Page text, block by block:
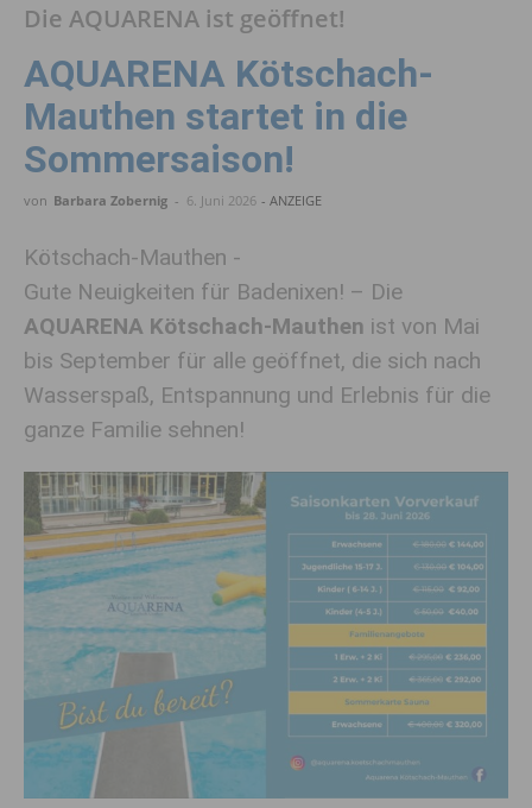
Die AQUARENA ist geöffnet!
AQUARENA Kötschach-
Mauthen startet in die
Sommersaison!
von Barbara Zobernig - 6. Juni 2026 - ANZEIGE
Kötschach-Mauthen -
Gute Neuigkeiten für Badenixen! – Die
AQUARENA Kötschach-Mauthen ist von Mai
bis September für alle geöffnet, die sich nach
Wasserspaß, Entspannung und Erlebnis für die
ganze Familie sehnen!